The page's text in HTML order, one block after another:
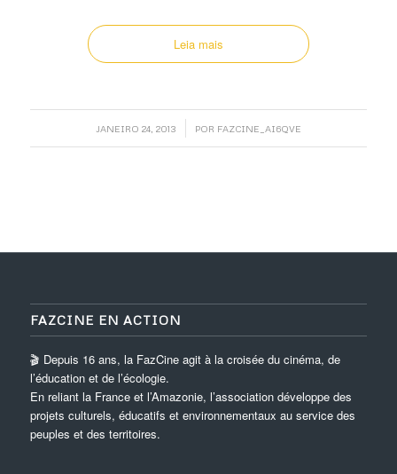
Leia mais
JANEIRO 24, 2013
/ POR FAZCINE_AI6QVE
FAZCINE EN ACTION
🎬 Depuis 16 ans, la FazCine agit à la croisée du cinéma, de
l’éducation et de l’écologie.
En reliant la France et l’Amazonie, l’association développe des
projets culturels, éducatifs et environnementaux au service des
peuples et des territoires.